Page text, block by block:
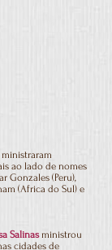
ministraram
ao lado de nomes
Gonzales (Peru),
(Africa do Sul) e
Salinasministrou
cidades de